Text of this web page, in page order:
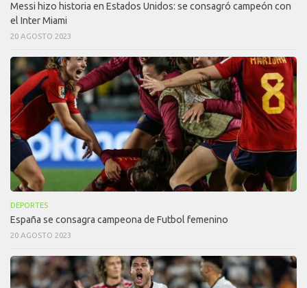
Messi hizo historia en Estados Unidos: se consagró campeón con
el Inter Miami
20 AGOSTO 2023
DEPORTES
España se consagra campeona de Futbol femenino
20 AGOSTO 2023